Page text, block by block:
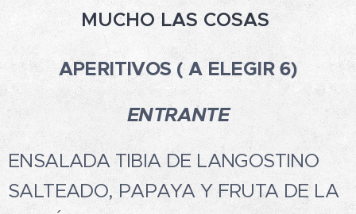
MUCHO LAS COSAS
APERITIVOS ( A ELEGIR 6)
ENTRANTE
ENSALADA TIBIA DE LANGOSTINO
SALTEADO, PAPAYA Y FRUTA DE LA